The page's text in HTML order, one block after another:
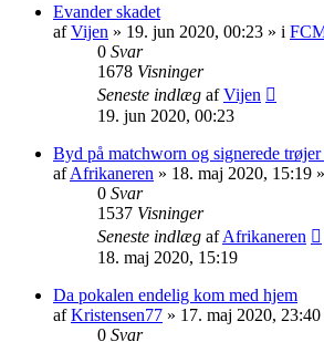
Evander skadet
afVijen » 19. jun 2020, 00:23 » i
0 Svar
1678 Visninger
Seneste indlæg afVijen
19. jun 2020, 00:23
Byd på matchworn og signerede
afAfrikaneren » 18. maj 2020, 15:19
0 Svar
1537 Visninger
Seneste indlæg afAfrikaneren
18. maj 2020, 15:19
Da pokalen endelig kom med hjem
afKristensen77 » 17. maj 2020, 23:40
0 Svar